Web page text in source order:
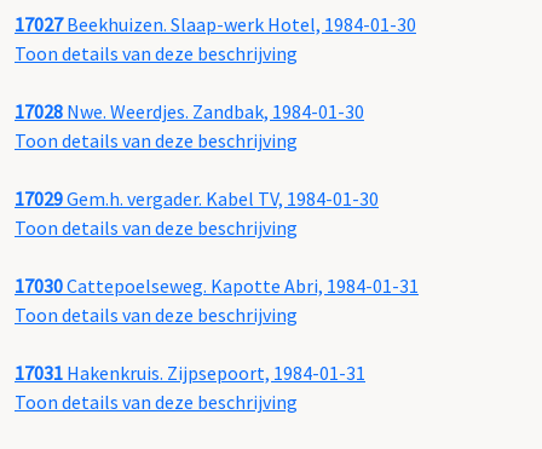
17027Beekhuizen. Slaap-werk Hotel, 1984-01-30
Toon details van deze beschrijving
17028 Nwe. Weerdjes. Zandbak, 1984-01-30
Toon details van deze beschrijving
17029Gem.h. vergader. Kabel TV, 1984-01-30
Toon details van deze beschrijving
17030Cattepoelseweg. Kapotte Abri, 1984-01-31
Toon details van deze beschrijving
17031 Hakenkruis. Zijpsepoort, 1984-01-31
Toon details van deze beschrijving